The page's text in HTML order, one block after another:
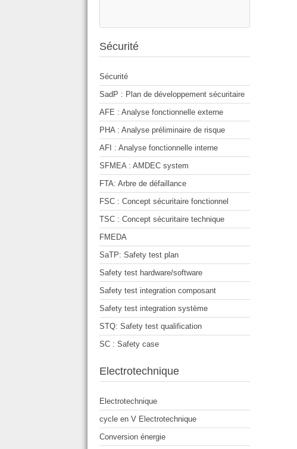
Sécurité
Sécurité
SadP : Plan de développement sécuritaire
AFE : Analyse fonctionnelle externe
PHA : Analyse préliminaire de risque
AFI : Analyse fonctionnelle interne
SFMEA : AMDEC system
FTA: Arbre de défaillance
FSC : Concept sécuritaire fonctionnel
TSC : Concept sécuritaire technique
FMEDA
SaTP: Safety test plan
Safety test hardware/software
Safety test integration composant
Safety test integration système
STQ: Safety test qualification
SC : Safety case
Electrotechnique
Electrotechnique
cycle en V Electrotechnique
Conversion énergie